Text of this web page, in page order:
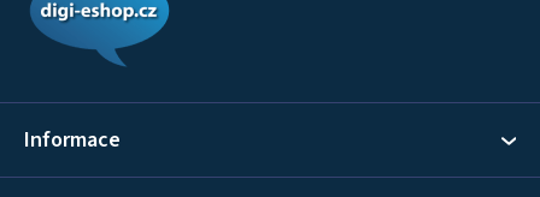
Informace